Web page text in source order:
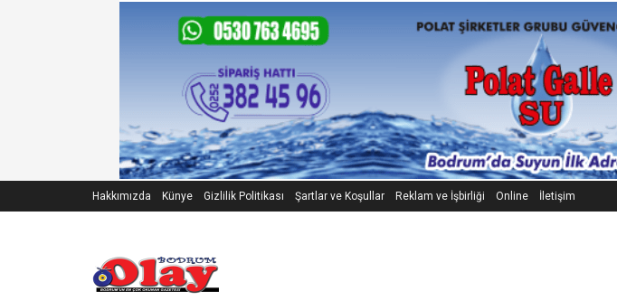
Hakkımızda Künye Gizlilik Politikası Şartlar ve Koşullar Reklam ve İşbirliği Online İletişim